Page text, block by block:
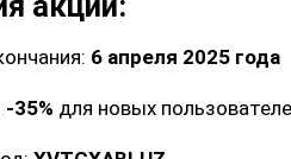
6 апреля 2025 года
-35% для новых